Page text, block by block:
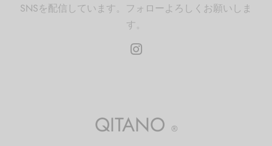
SNSを配信しています。フォローよろしくお願いしま
す。
QITANO ®